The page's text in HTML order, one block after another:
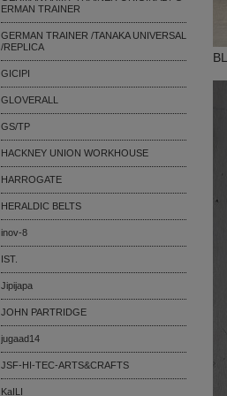
ERMAN TRAINER
GERMAN TRAINER /TANAKA UNIVERSAL
/REPLICA
GICIPI
GLOVERALL
GS/TP
HACKNEY UNION WORKHOUSE
HARROGATE
HERALDIC BELTS
inov-8
IST.
Jipijapa
JOHN PARTRIDGE
jugaad14
JSF-HI-TEC-ARTS&CRAFTS
KaILI